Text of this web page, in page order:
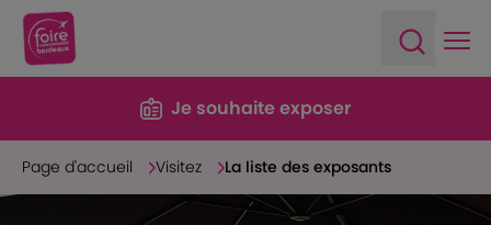
Je souhaite exposer
Page d'accueil Visitez La liste des exposants